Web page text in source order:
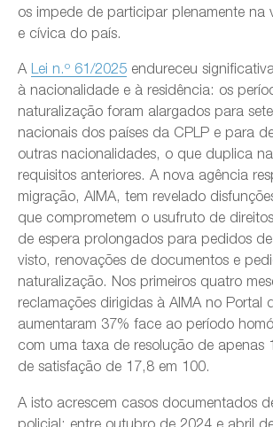
os impede de participar plenamente na
e cívica do país.
A Lei n.º 61/2025 endureceu
à nacionalidade e à residência: os
naturalização foram alargados para
nacionais dos países da CPLP e para
outras nacionalidades, o que duplica
requisitos anteriores. A nova agência
migração, AIMA, tem revelado
que comprometem o usufruto de
de espera prolongados para pedidos de
visto, renovações de documentos e
naturalização. Nos primeiros quatro
reclamações dirigidas à AIMA no Portal
aumentaram 37% face ao período
com uma taxa de resolução de apenas
de satisfação de 17,8 em 100.
A isto acrescem casos documentados
policial: entre outubro de 2024 e abril